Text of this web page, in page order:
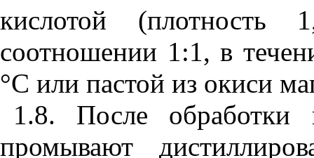
кислотой (плотность
соотношении 1:1, в
°С или пастой из окиси
1.8. После
промывают